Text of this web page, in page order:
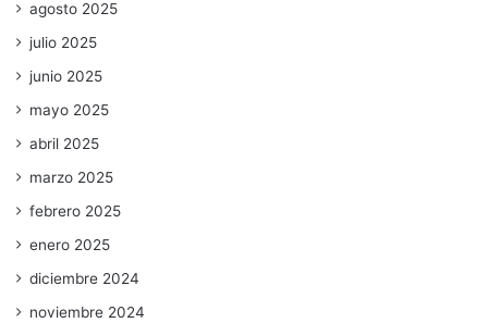
agosto 2025
julio 2025
junio 2025
mayo 2025
abril 2025
marzo 2025
febrero 2025
enero 2025
diciembre 2024
noviembre 2024